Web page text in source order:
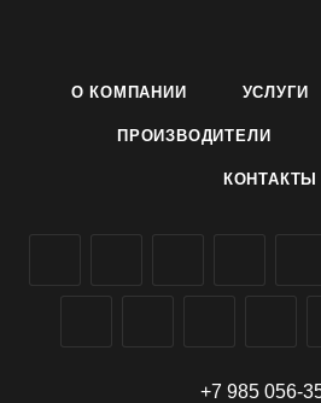
- ускоряет естественные процессы
- избавляет от неудобств,
О КОМПАНИИ УСЛУГИ
ПРОИЗВОДИТЕЛИ
КОНТАКТЫ
+7 985 056-